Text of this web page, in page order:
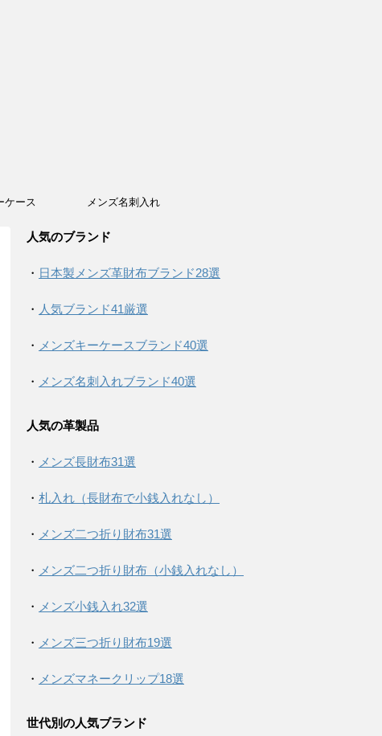
ケース メンズ名刺入れ
人気のブランド
・ 日本製メンズ革財布ブランド28選
・ 人気ブランド41厳選
・ メンズキーケースブランド40選
・ メンズ名刺入れブランド40選
人気の革製品
・ メンズ長財布31選
・ 札入れ（長財布で小銭入れなし）
・ メンズ二つ折り財布31選
・ メンズ二つ折り財布（小銭入れなし）
・ メンズ小銭入れ32選
・ メンズ三つ折り財布19選
・ メンズマネークリップ18選
世代別の人気ブランド